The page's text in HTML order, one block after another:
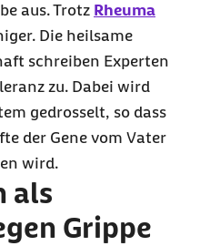
aus. Trotz Rheuma
Die heilsame
schreiben Experten
zu. Dabei wird
gedrosselt, so dass
der Gene vom Vater
wird.
als
Grippe